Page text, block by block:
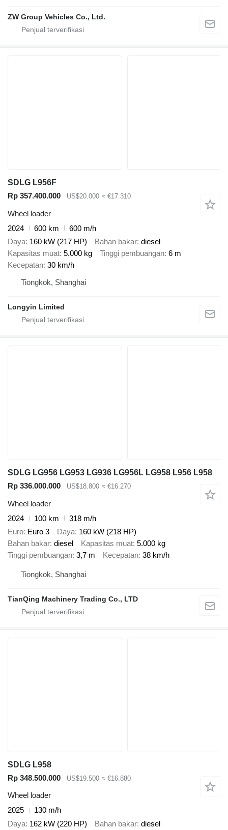
ZW Group Vehicles Co., Ltd.
SDLG L956F
Rp 357.400.000
US$20.000 ≈ €17.310
Wheel loader
2024
600 km
600 m/h
Daya 160 kW (217 HP) Bahan bakar diesel
Kapasitas muat 5.000 kg Tinggi pembuangan 6 m
Kecepatan 30 km/h
Tiongkok, Shanghai
Longyin Limited
SDLG LG956 LG953 LG936 LG956L LG958 L956 L958
Rp 336.000.000
US$18.800 ≈ €16.270
Wheel loader
2024
100 km
318 m/h
Euro Euro 3 Daya 160 kW (218 HP)
Bahan bakar diesel Kapasitas muat 5.000 kg
Tinggi pembuangan 3,7 m Kecepatan 38 km/h
Tiongkok, Shanghai
TianQing Machinery Trading Co., LTD
SDLG L958
Rp 348.500.000
US$19.500 ≈ €16.880
Wheel loader
2025
130 m/h
Daya 162 kW (220 HP) Bahan bakar diesel